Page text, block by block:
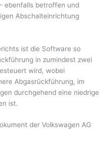
ebenfalls betroffen und
Abschalteinrichtung
ist die Software so
in zumindest zwei
wird, wobei
Abgasrückführung, im
durchgehend eine niedrige
ist.
der Volkswagen AG